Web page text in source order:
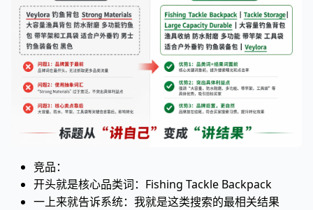
竞品：
开头就是核心品类词：Fishing Tackle Backpack
一上来就告诉系统：我就是这类搜索的最相关结果